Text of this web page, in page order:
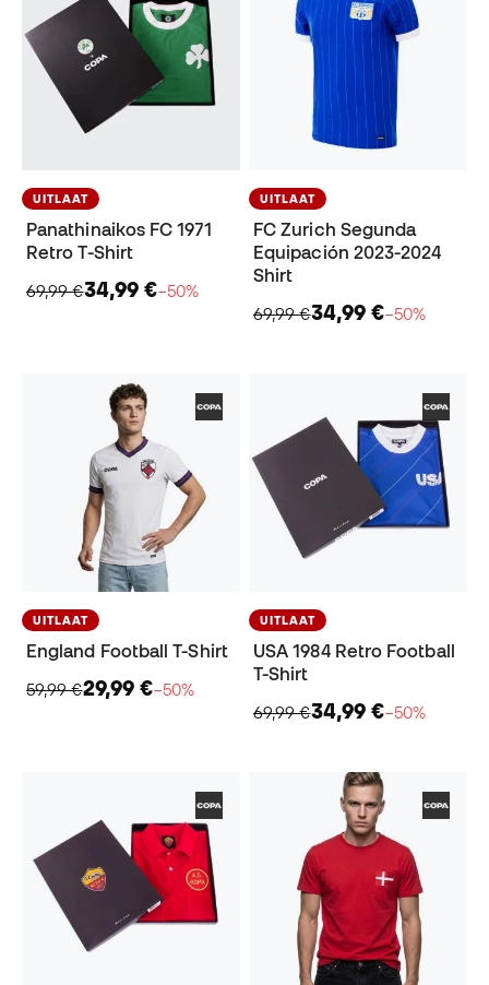
UITLAAT
Panathinaikos FC 1971
Retro T-Shirt
69,99 €34,99 €−50%
UITLAAT
FC Zurich Segunda
Equipación 2023-2024
Shirt
69,99 €34,99 €−50%
UITLAAT
England Football T-Shirt
59,99 €29,99 €−50%
UITLAAT
USA 1984 Retro Football
T-Shirt
69,99 €34,99 €−50%